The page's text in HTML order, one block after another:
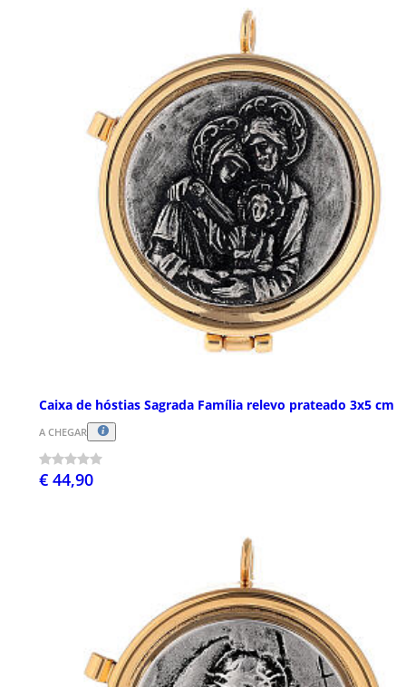
Caixa de hóstias Sagrada Família relevo prateado 3x5 cm
A CHEGAR
€ 44,90